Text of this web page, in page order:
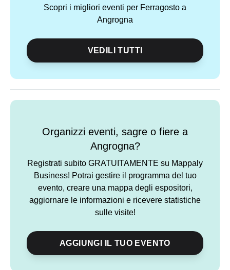
Scopri i migliori eventi per Ferragosto a
Angrogna
VEDILI TUTTI
Organizzi eventi, sagre o fiere a
Angrogna?
Registrati subito GRATUITAMENTE su Mappaly
Business! Potrai gestire il programma del tuo
evento, creare una mappa degli espositori,
aggiornare le informazioni e ricevere statistiche
sulle visite!
AGGIUNGI IL TUO EVENTO